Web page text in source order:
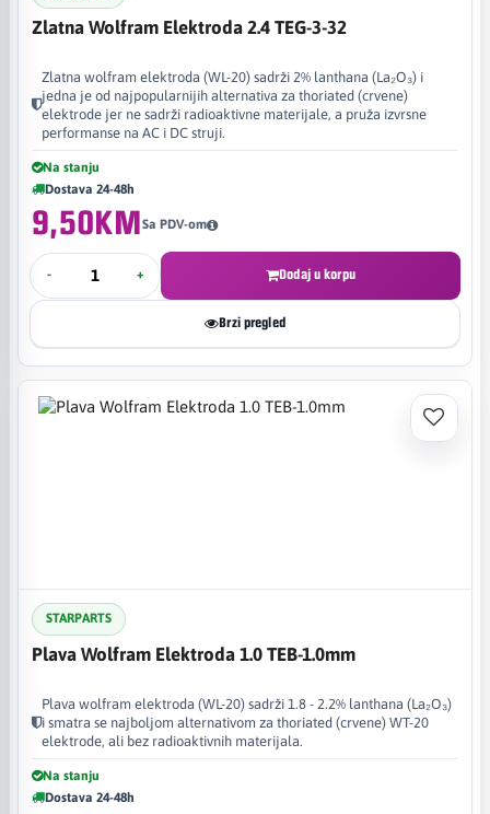
Zlatna Wolfram Elektroda 2.4 TEG-3-32
Zlatna wolfram elektroda (WL-20) sadrži 2% lanthana (La₂O₃) i
jedna je od najpopularnijih alternativa za thoriated (crvene)
elektrode jer ne sadrži radioaktivne materijale, a pruža izvrsne
performanse na AC i DC struji.
Na stanju
Dostava 24-48h
9,50KMSa PDV-om
- + Dodaj u korpu
Brzi pregled
STARPARTS
Plava Wolfram Elektroda 1.0 TEB-1.0mm
Plava wolfram elektroda (WL-20) sadrži 1.8 - 2.2% lanthana (La₂O₃)
i smatra se najboljom alternativom za thoriated (crvene) WT-20
elektrode, ali bez radioaktivnih materijala.
Na stanju
Dostava 24-48h